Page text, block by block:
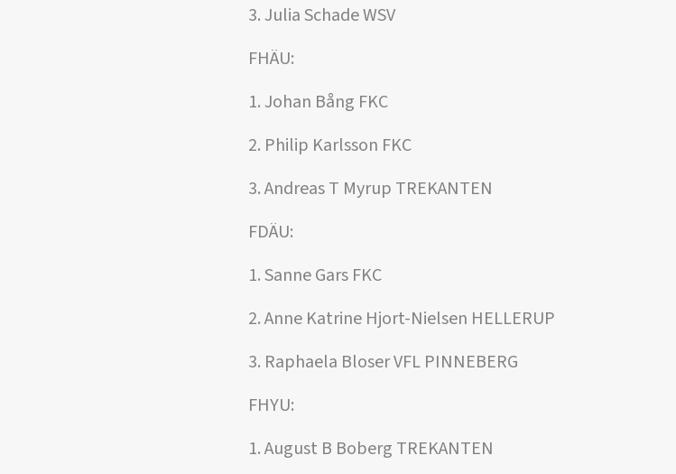
3. Julia Schade WSV
FHÄU:
1. Johan Bång FKC
2. Philip Karlsson FKC
3. Andreas T Myrup TREKANTEN
FDÄU:
1. Sanne Gars FKC
2. Anne Katrine Hjort-Nielsen HELLERUP
3. Raphaela Bloser VFL PINNEBERG
FHYU:
1. August B Boberg TREKANTEN